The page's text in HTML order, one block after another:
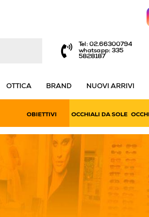
Tel: 02.66300794
whatsapp: 335
5828187
OTTICA BRAND NUOVI ARRIVI
OBIETTIVI OCCHIALI DA SOLE